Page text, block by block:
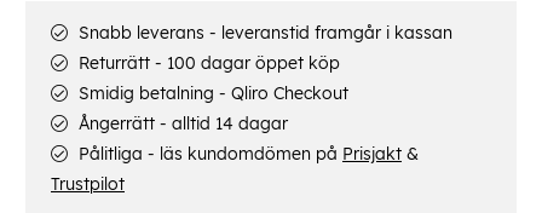
Snabb leverans - leveranstid framgår i kassan
Returrätt - 100 dagar öppet köp
Smidig betalning - Qliro Checkout
Ångerrätt - alltid 14 dagar
Pålitliga - läs kundomdömen på Prisjakt &
Trustpilot